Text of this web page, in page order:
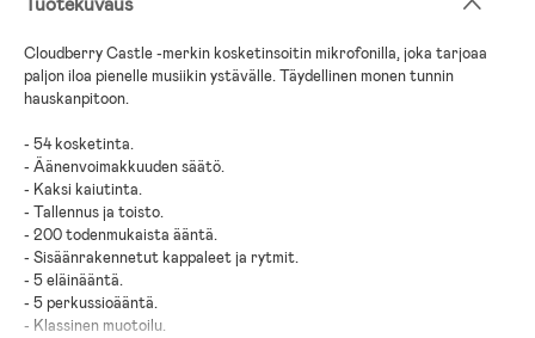
Cloudberry Castle -merkin kosketinsoitin mikrofonilla, joka tarjoaa
paljon iloa pienelle musiikin ystävälle. Täydellinen monen tunnin
hauskanpitoon.
- 54 kosketinta.
- Äänenvoimakkuuden säätö.
- Kaksi kaiutinta.
- Tallennus ja toisto.
- 200 todenmukaista ääntä.
- Sisäänrakennetut kappaleet ja rytmit.
- 5 eläinääntä.
- 5 perkussioääntä.
- Klassinen muotoilu.